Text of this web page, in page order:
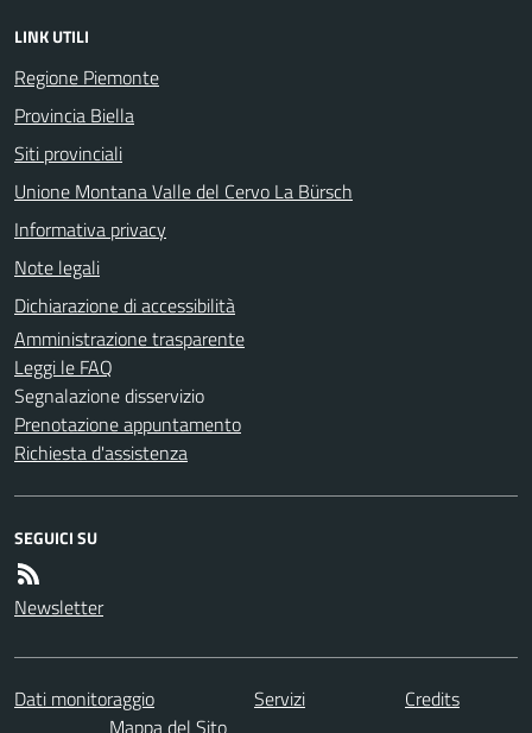
LINK UTILI
Regione Piemonte
Provincia Biella
Siti provinciali
Unione Montana Valle del Cervo La Bürsch
Informativa privacy
Note legali
Dichiarazione di accessibilità
Amministrazione trasparente
Leggi le FAQ
Segnalazione disservizio
Prenotazione appuntamento
Richiesta d'assistenza
SEGUICI SU
Newsletter
Dati monitoraggio Servizi
Credits
Mappa del Sito